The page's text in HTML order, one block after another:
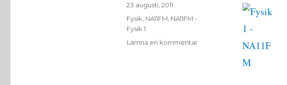
Publicerat
den
23 augusti, 2011
Kategorier
Fysik NA11FM NA11FM -
Fysik 1
Lämna en kommentartill